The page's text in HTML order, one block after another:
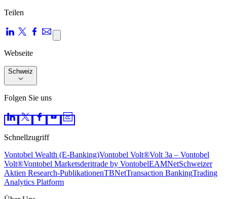
Teilen
Webseite
Schweiz
Folgen Sie uns
Schnellzugriff
Vontobel Wealth (E-Banking)Vontobel Volt®Volt 3a – Vontobel
Volt®Vontobel Marketsderitrade by VontobelEAMNetSchweizer
Aktien Research-Pu­bli­ka­tio­nenTBNetTransaction BankingTrading
Analytics Platform